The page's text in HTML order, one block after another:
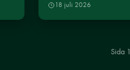
18 juli 2026
Sida 1